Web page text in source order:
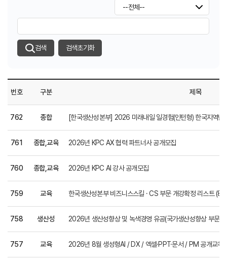
검색 검색초기화
번호 구분 제목
762 종합 [한국생산성본부] 2026 미래내일 일경험(인턴형) 한국지역
761 종합,교육 2026년 KPC AX 협력 파트너사 공개모집
760 종합,교육 2026년 KPC AI 강사 공개모집
759 교육 한국생산성본부 비즈니스스킬 · CS 부문 개강확정 리스트 (8
758 생산성 2026년 생산성향상 및 녹색경영 유공(국가생산성향상 부문)
757 교육 2026년 8월 생성형AI / DX / 엑셀·PPT·문서 / PM 공개교육